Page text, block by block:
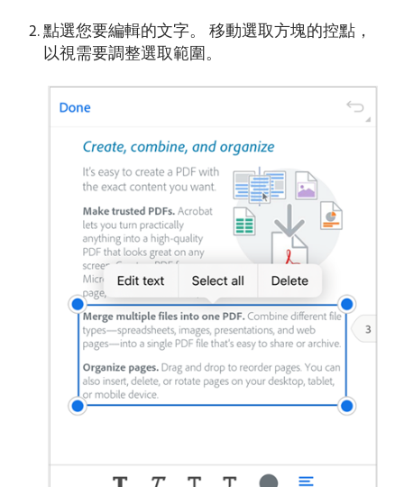
點選您要編輯的文字。 移動選取方塊的控點，
以視需要調整選取範圍。